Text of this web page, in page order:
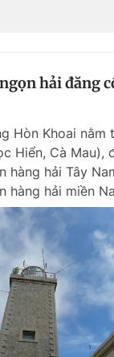
hải đăng
Hòn Khoai nằm
Hiển, Cà Mau),
hàng hải Tây
hàng hải miền